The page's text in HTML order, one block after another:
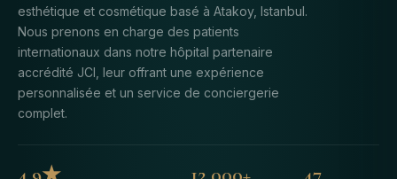
esthétique et cosmétique basé à Atakoy, Istanbul.
Nous prenons en charge des patients
internationaux dans notre hôpital partenaire
accrédité JCI, leur offrant une expérience
personnalisée et un service de conciergerie
complet.